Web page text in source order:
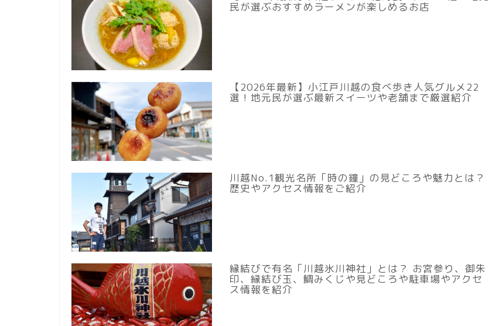
民が選ぶおすすめラーメンが楽しめるお店
【2026年最新】小江戸川越の食べ歩き人気グルメ22
選！地元民が選ぶ最新スイーツや老舗まで厳選紹介
川越No.1観光名所「時の鐘」の見どころや魅力とは？
歴史やアクセス情報をご紹介
縁結びで有名「川越氷川神社」とは？ お宮参り、御朱
印、縁結び玉、鯛みくじや見どころや駐車場やアクセ
ス情報を紹介